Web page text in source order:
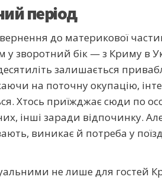
період
до материкової
зворотний бік — з Криму в
залишається
на поточну окупацію,
Хтось приїжджає сюди по
інші заради відпочинку.
виникає й потреба у
не лише для гостей